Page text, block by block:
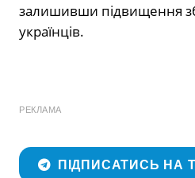
залишивши підвищення
українців.
РЕКЛАМА
ПІДПИСАТИСЬ НА